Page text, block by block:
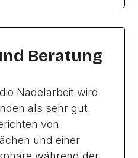
Beratung
Nadelarbeit wird
als sehr gut
von
und einer